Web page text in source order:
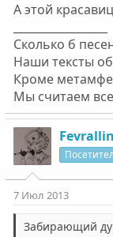
А этой
Сколько б
Наши тексты
Кроме
Мы считаем
7 Июл 2013
Забирающий